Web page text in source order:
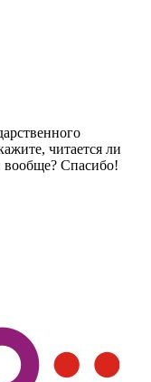
читается ли
вообще? Спасибо!